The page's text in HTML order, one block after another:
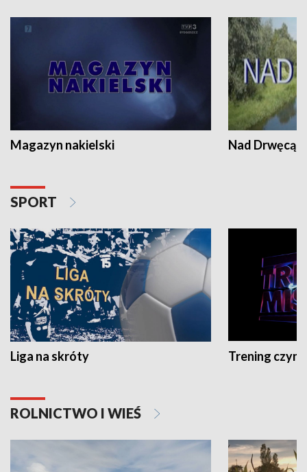
Magazyn nakielski Nad Drwęcą
SPORT
Liga na skróty Trening czyni
ROLNICTWO I WIEŚ